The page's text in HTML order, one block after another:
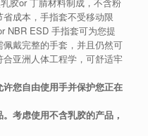
成本，手指套不受移动限
NBR ESD 手指套可为您提
戴完整的手套，并且仍然可
亚洲人体工程学，可舒适牢
您自由使用手并保护您正在
考虑使用不含乳胶的产品，